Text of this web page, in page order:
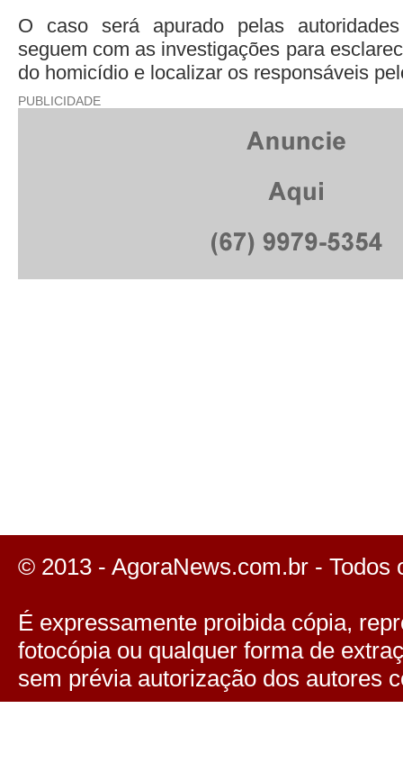
O caso será apurado pelas
seguem com as investigações para
do homicídio e localizar os responsáveis
PUBLICIDADE
© 2013 - AgoraNews.com.br - Todos
É expressamente proibida cópia,
fotocópia ou qualquer forma de
sem prévia autorização dos autores